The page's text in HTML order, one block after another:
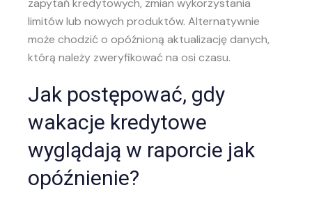
limitów lub nowych produktów. Alternatywnie
może chodzić o opóźnioną aktualizację danych,
którą należy zweryfikować na osi czasu.
Jak postępować, gdy
wakacje kredytowe
wyglądają w raporcie jak
opóźnienie?